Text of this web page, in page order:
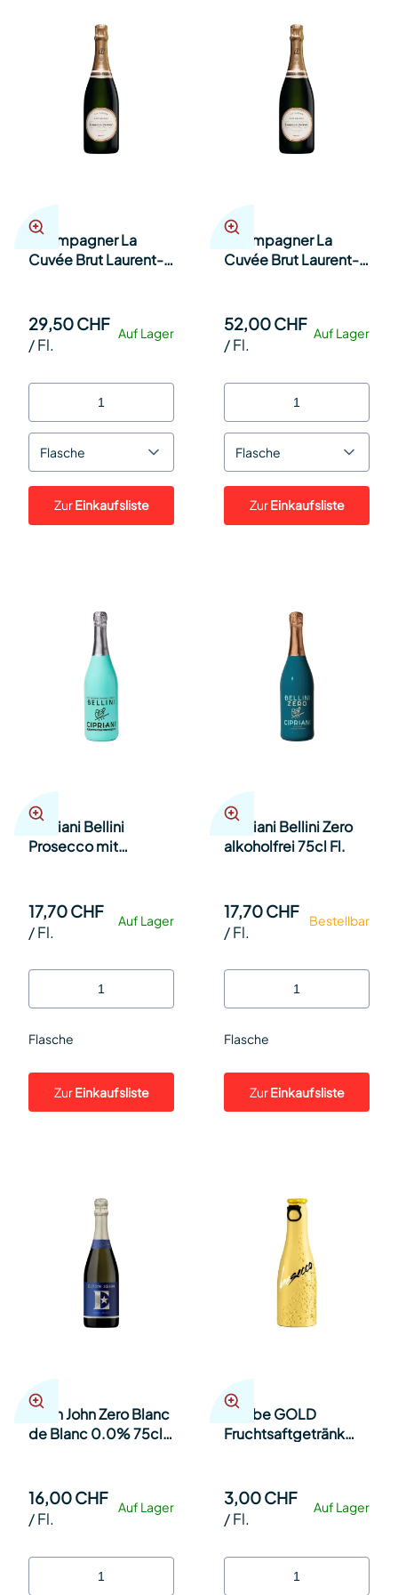
Champagner La
Cuvée Brut Laurent-
Auf Lager
29,50 CHF
/Fl.
Flasche
ZurEinkaufsliste
Champagner La
Cuvée Brut Laurent-
Auf Lager
52,00 CHF
/Fl.
Flasche
ZurEinkaufsliste
Cipriani Bellini
Prosecco mit
Auf Lager
17,70 CHF
/Fl.
Flasche
ZurEinkaufsliste
Cipriani Bellini Zero
alkoholfrei 75cl Fl.
Bestellbar
17,70 CHF
/Fl.
Flasche
ZurEinkaufsliste
Elton John Zero Blanc
de Blanc 0.0% 75cl
Auf Lager
16,00 CHF
/Fl.
Just be GOLD
Fruchtsaftgetränk
Kt 24
Auf Lager
3,00 CHF
/Fl.